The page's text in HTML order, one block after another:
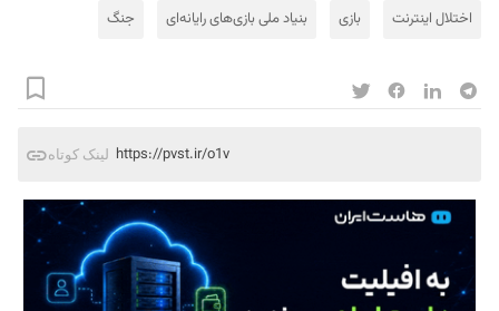
اختلال اینترنت بازی بنیاد ملی بازی‌های رایانه‌ای جنگ
لینک کوتاه https://pvst.ir/o1v